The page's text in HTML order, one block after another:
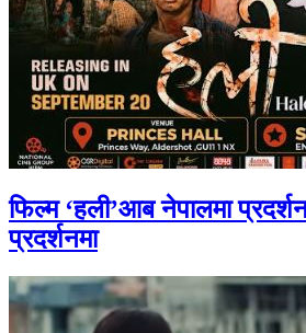
फिल्म ‘हली’आब नेपालमा
प्रदर्शनमा